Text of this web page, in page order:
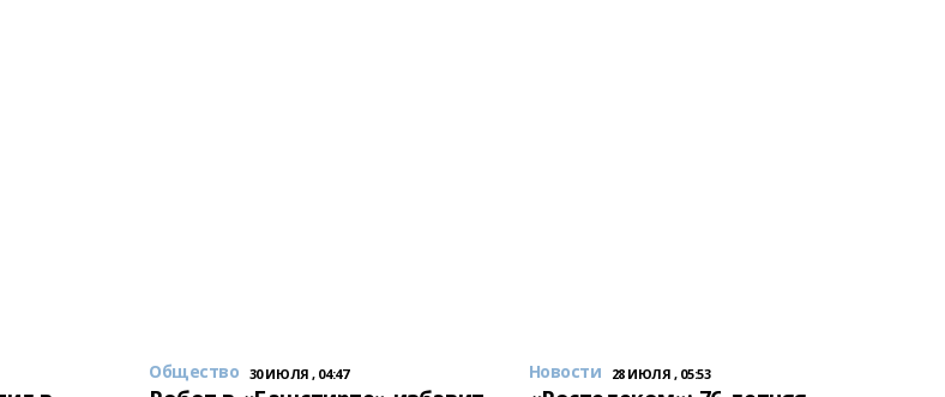
Общество 30 ИЮЛЯ , 04:47 Новости 28 ИЮЛЯ , 05:53